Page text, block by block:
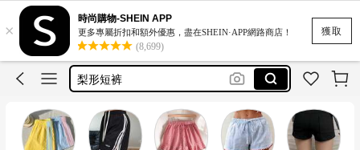
獲取
×
時尚購物-SHEIN APP
更多專屬折扣和額外優惠，盡在SHEIN·APP網路商店！
(8,699)
motf
romwe
shorts
梨形短裤
motf